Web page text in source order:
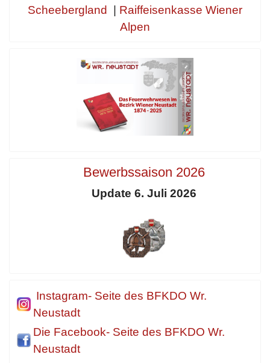
Scheebergland | Raiffeisenkasse Wiener
Alpen
Bewerbssaison 2026
Update 6. Juli 2026
Instagram- Seite des BFKDO Wr.
Neustadt
Die Facebook- Seite des BFKDO Wr.
Neustadt